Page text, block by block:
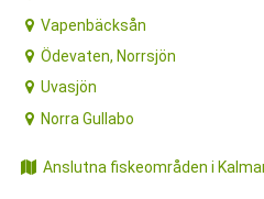
Vapenbäcksån
Ödevaten, Norrsjön
Uvasjön
Norra Gullabo
Anslutna fiskeområden i